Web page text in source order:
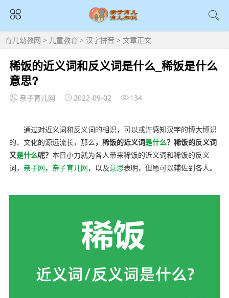
育儿幼教网 > 儿童教育 > 汉字拼音 > 文章正文
稀饭的近义词和反义词是什么_稀饭是什么
意思?
亲子育儿网 2022-09-02 134
通过对近义词和反义词的相识，可以或许感知汉字的博大博识
的、文化的源远流长，那么，稀饭的近义词是什么？稀饭的反义词
又是什么呢？ 本日小力就为各人带来稀饭的近义词和稀饭的反义
词， 亲子网， 亲子育儿网，以及意思表明，但愿可以辅佐到各人。